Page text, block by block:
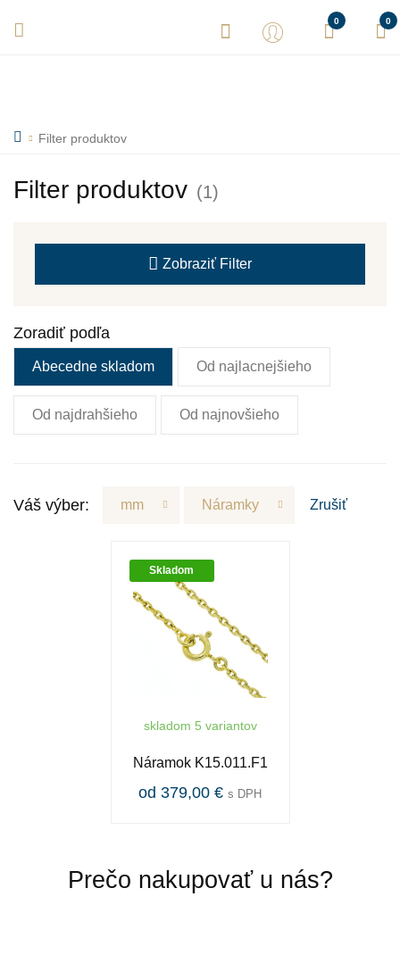
0 0
Filter produktov
Filter produktov (1)
Zobraziť Filter
Zoradiť podľa
Abecedne skladom Od najlacnejšieho
Od najdrahšieho Od najnovšieho
Váš výber: mm Náramky Zrušiť
Skladom
skladom 5 variantov
Náramok K15.011.F1
od 379,00 € s DPH
Prečo nakupovať u nás?